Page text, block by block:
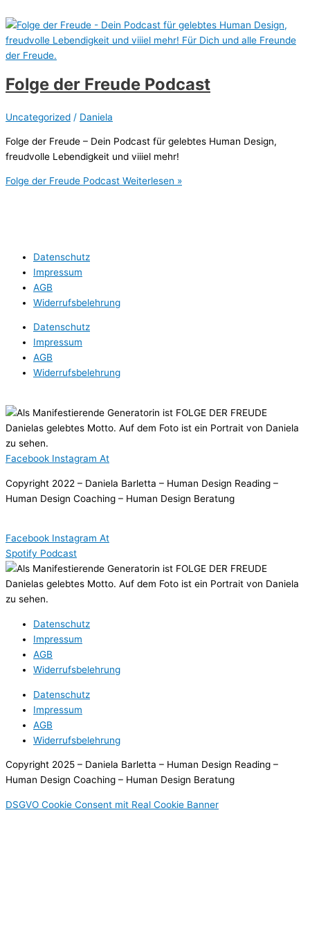
Folge der Freude Podcast
Uncategorized / Daniela
Folge der Freude – Dein Podcast für gelebtes Human Design,
freudvolle Lebendigkeit und viiiel mehr!
Folge der Freude Podcast Weiterlesen »
Datenschutz
Impressum
AGB
Widerrufsbelehrung
Datenschutz
Impressum
AGB
Widerrufsbelehrung
Facebook Instagram At
Copyright 2022 – Daniela Barletta – Human Design Reading –
Human Design Coaching – Human Design Beratung
Facebook Instagram At
Spotify Podcast
Datenschutz
Impressum
AGB
Widerrufsbelehrung
Datenschutz
Impressum
AGB
Widerrufsbelehrung
Copyright 2025 – Daniela Barletta – Human Design Reading –
Human Design Coaching – Human Design Beratung
DSGVO Cookie Consent mit Real Cookie Banner